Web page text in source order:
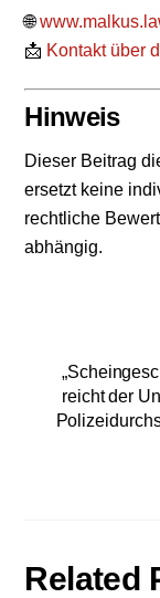
🌐
📩 Kontakt über
Hinweis
Dieser Beitrag
ersetzt keine
rechtliche
abhängig.
reicht der
Related